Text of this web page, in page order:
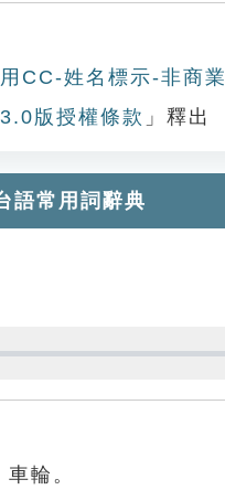
CC-姓名標示-非商
版授權條款 」釋出
語常用詞辭典
車輪。